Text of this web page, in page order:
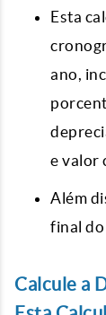
Esta
ano,
e valor
Além
final do
Calcule a